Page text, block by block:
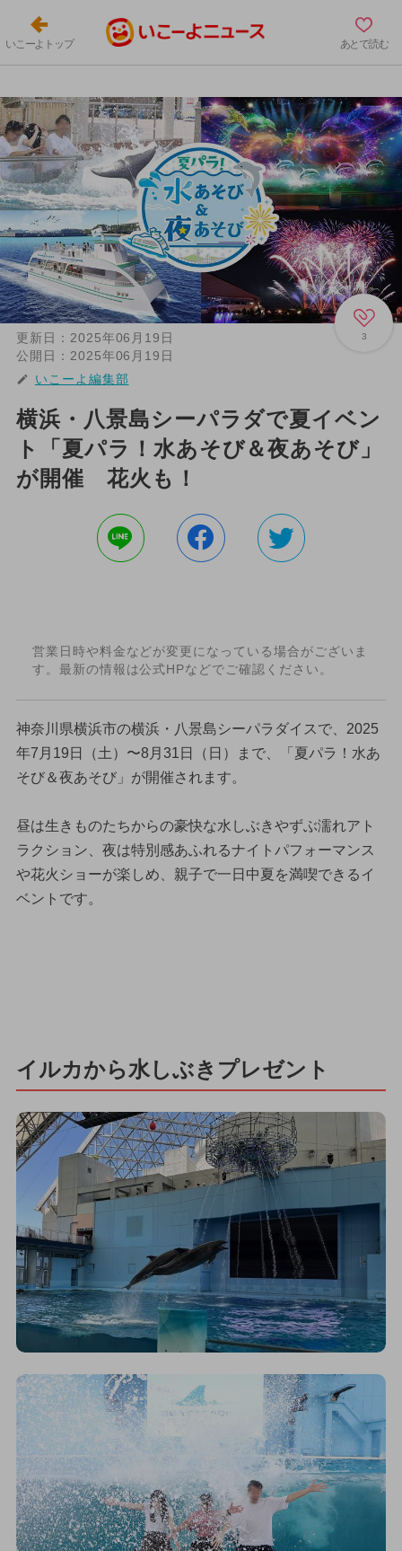
いこーよトップ あとで読む
3
更新日： 2025年06月19日
公開日： 2025年06月19日
いこーよ編集部
横浜・八景島シーパラダで夏イベン
ト「夏パラ！水あそび＆夜あそび」
が開催 花火も！
営業日時や料金などが変更になっている場合がございま
す。最新の情報は公式HPなどでご確認ください。
神奈川県横浜市の横浜・八景島シーパラダイスで、2025
年7月19日（土）〜8月31日（日）まで、「夏パラ！水あ
そび＆夜あそび」が開催されます。
昼は生きものたちからの豪快な水しぶきやずぶ濡れアト
ラクション、夜は特別感あふれるナイトパフォーマンス
や花火ショーが楽しめ、親子で一日中夏を満喫できるイ
ベントです。
イルカから水しぶきプレゼント